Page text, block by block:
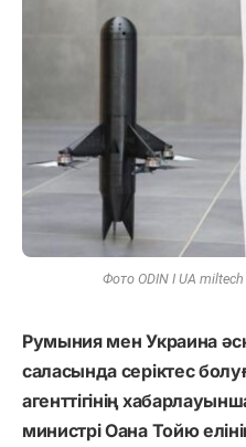
Фото ODIN I UA
Румыния мен Украина
саласында серіктес
агенттігінің
министрі Оана Тойю